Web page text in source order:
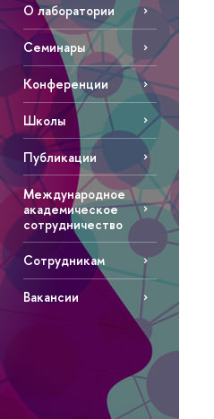
О лаборатории
Семинары
Конференции
Школы
Публикации
Международное
академическое
сотрудничество
Сотрудникам
Вакансии